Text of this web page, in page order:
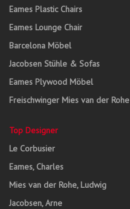
Eames Plastic Chairs
Eames Lounge Chair
Barcelona Möbel
Jacobsen Stühle & Sofas
Eames Plywood Möbel
Freischwinger Mies van der Rohe
Top Designer
Le Corbusier
Eames, Charles
Mies van der Rohe, Ludwig
Jacobsen, Arne